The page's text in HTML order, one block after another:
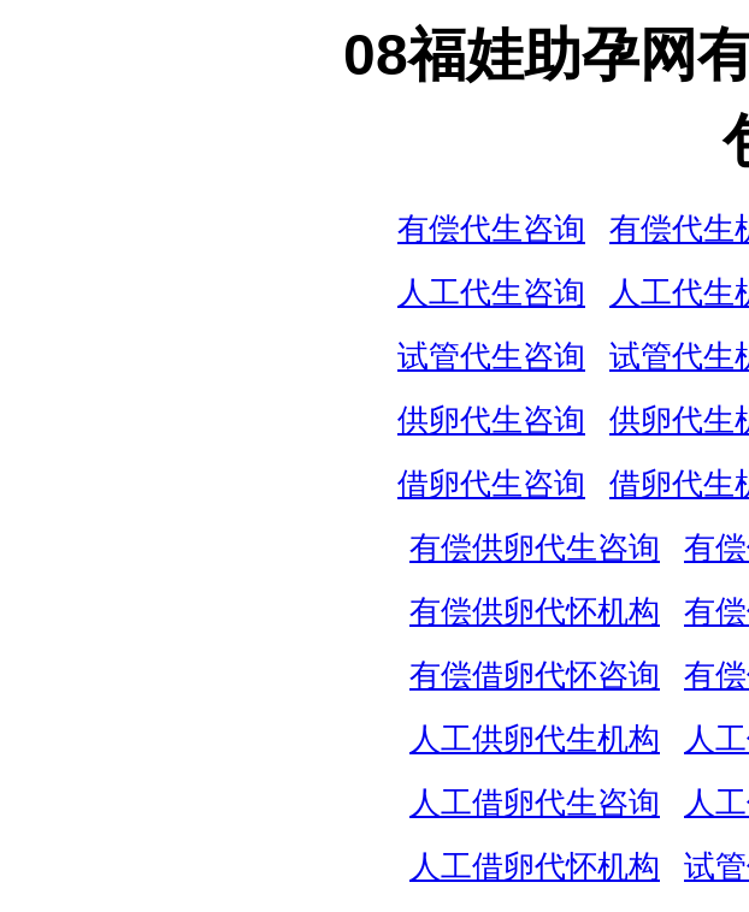
08福娃助孕网
有偿代生咨询 有偿代生
人工代生咨询
人工代生
试管代生咨询
试管代生
供卵代生咨询
供卵代生
借卵代生咨询
借卵代生
有偿供卵代生咨询
有
有偿供卵代怀机构
有
有偿借卵代怀咨询
有
人工供卵代生机构
人
人工借卵代生咨询
人
人工借卵代怀机构
试